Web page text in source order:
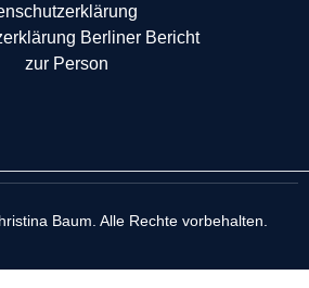
Berliner Bericht
zur Person
Baum. Alle Rechte vorbehalten.